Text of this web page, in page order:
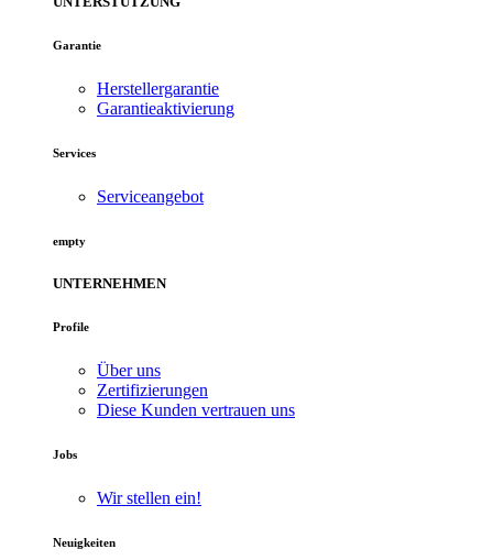
Garantie
Herstellergarantie
Garantieaktivierung
Services
Serviceangebot
empty
UNTERNEHMEN
Profile
Über uns
Zertifizierungen
Diese Kunden vertrauen uns
Jobs
Wir stellen ein!
Neuigkeiten